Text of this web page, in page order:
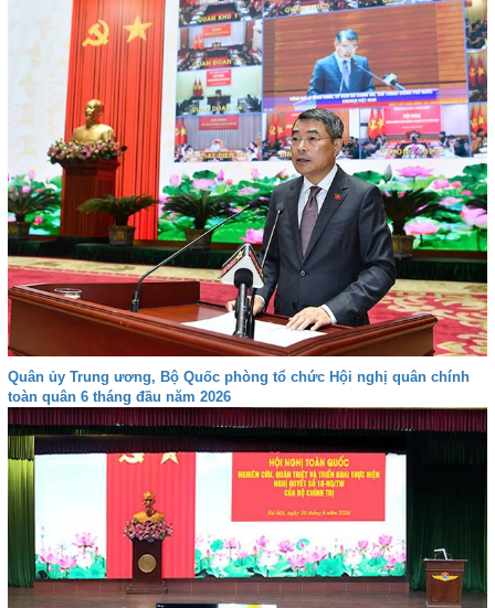
Quân ủy Trung ương, Bộ Quốc phòng tổ chức Hội nghị quân chính
toàn quân 6 tháng đầu năm 2026